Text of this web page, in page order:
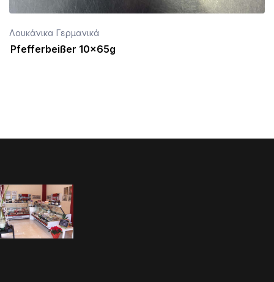
Λουκάνικα Γερμανικά
Pfefferbeißer 10x65g